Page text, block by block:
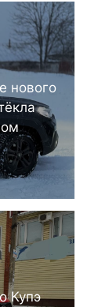
нового
Купэ